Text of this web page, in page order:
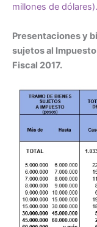
millones de dólares).
Presentaciones y
sujetos al
Fiscal